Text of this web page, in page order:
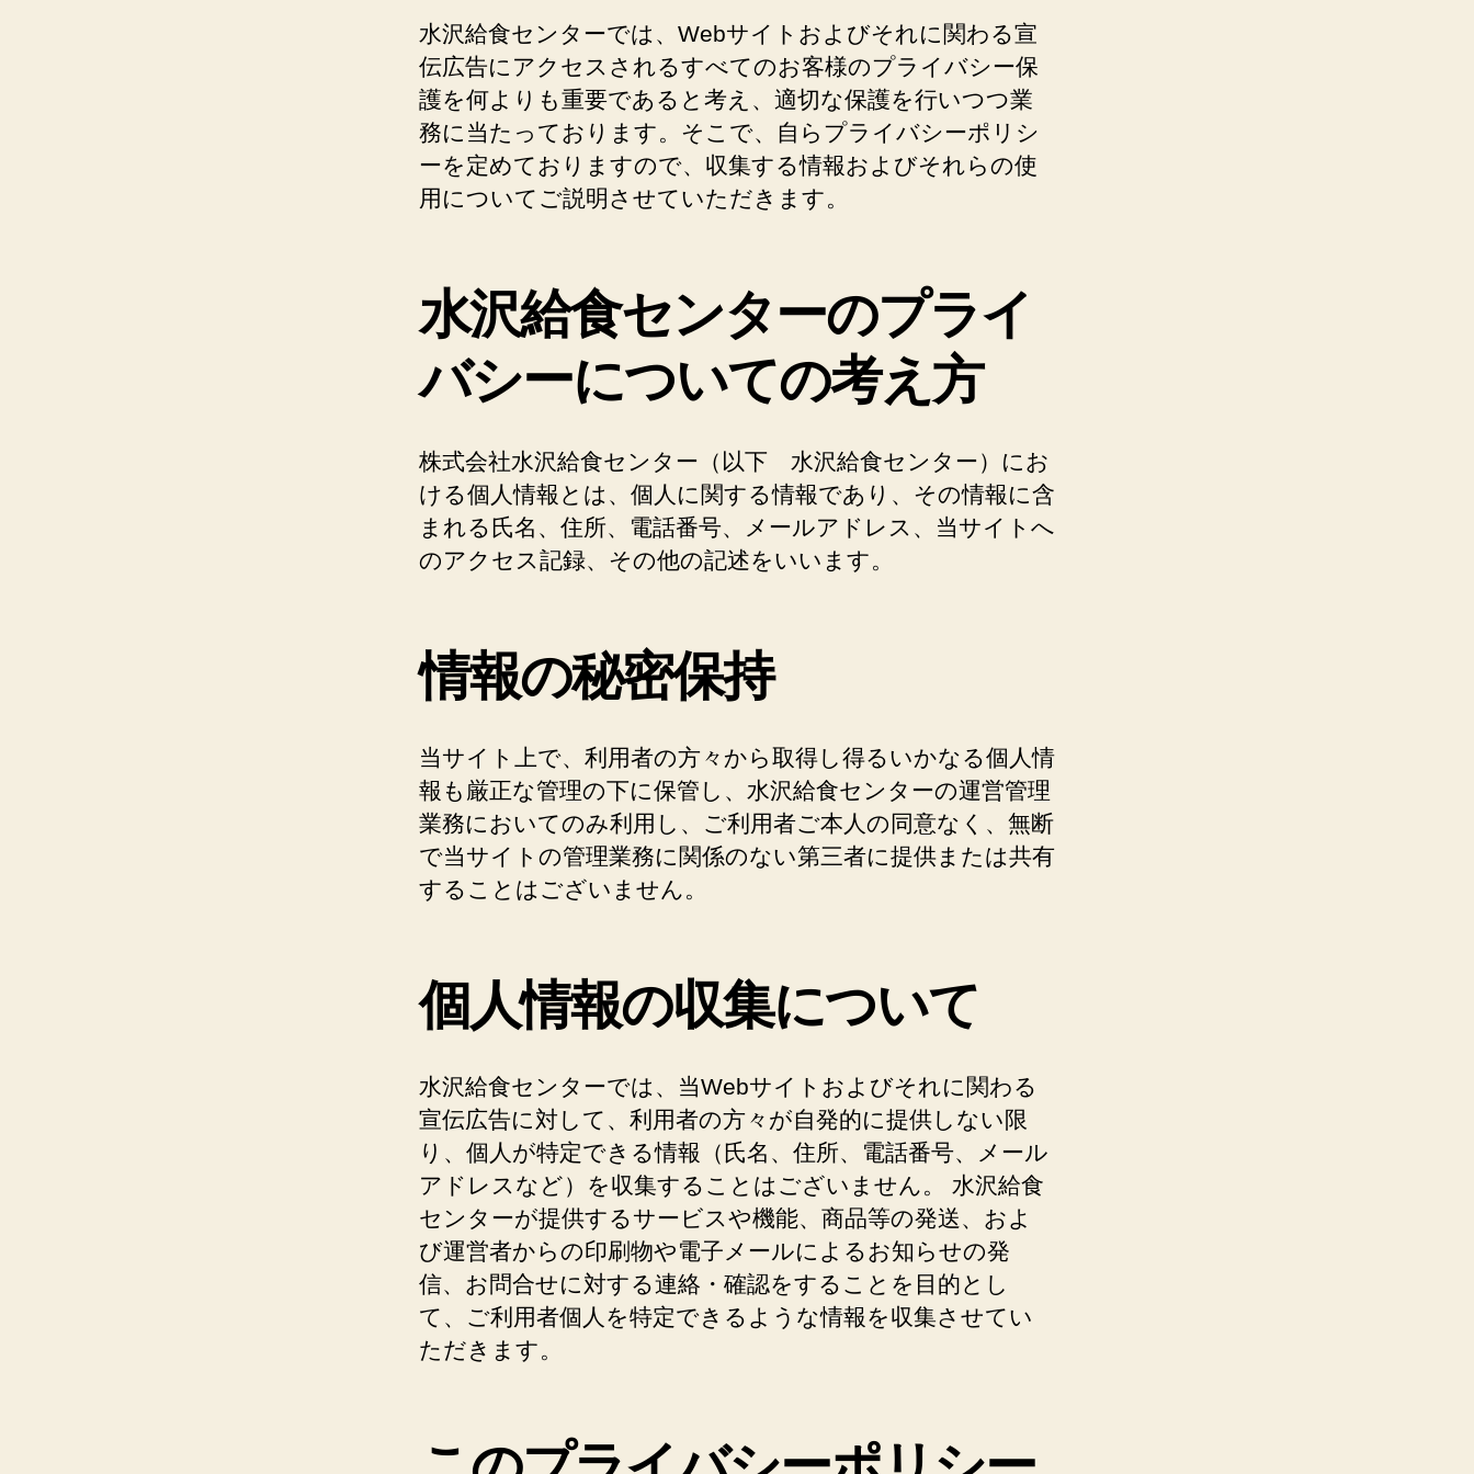
水沢給食センターでは、Webサイトおよびそれに関わる宣
伝広告にアクセスされるすべてのお客様のプライバシー保
護を何よりも重要であると考え、適切な保護を行いつつ業
務に当たっております。そこで、自らプライバシーポリシ
ーを定めておりますので、収集する情報およびそれらの使
用についてご説明させていただきます。
水沢給食センターのプライ
バシーについての考え方
株式会社水沢給食センター（以下 水沢給食センター）にお
ける個人情報とは、個人に関する情報であり、その情報に含
まれる氏名、住所、電話番号、メールアドレス、当サイトへ
のアクセス記録、その他の記述をいいます。
情報の秘密保持
当サイト上で、利用者の方々から取得し得るいかなる個人情
報も厳正な管理の下に保管し、水沢給食センターの運営管理
業務においてのみ利用し、ご利用者ご本人の同意なく、無断
で当サイトの管理業務に関係のない第三者に提供または共有
することはございません。
個人情報の収集について
水沢給食センターでは、当Webサイトおよびそれに関わる
宣伝広告に対して、利用者の方々が自発的に提供しない限
り、個人が特定できる情報（氏名、住所、電話番号、メール
アドレスなど）を収集することはございません。 水沢給食
センターが提供するサービスや機能、商品等の発送、およ
び運営者からの印刷物や電子メールによるお知らせの発
信、お問合せに対する連絡・確認をすることを目的とし
て、ご利用者個人を特定できるような情報を収集させてい
ただきます。